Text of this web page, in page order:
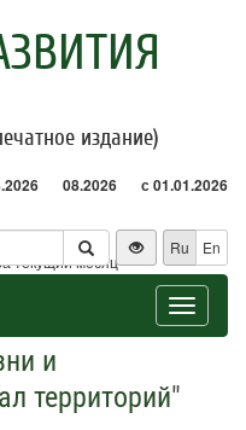
издание)
08.2026 с 01.01.2026
текущий месяц
Ru En
Toggle
и
территорий"